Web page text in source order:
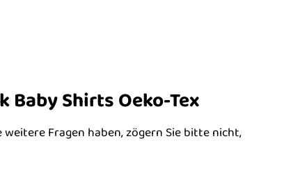
Baby Shirts Oeko-Tex
Fragen haben, zögern Sie bitte nicht,